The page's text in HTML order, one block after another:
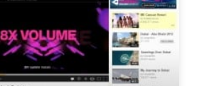
(attention : si vous
promotion d’une app
qui peut aussi être
par un iPad).